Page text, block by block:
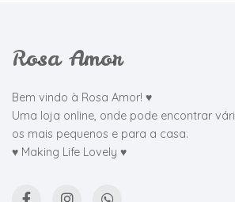
Rosa Amor
Bem vindo à Rosa Amor! ♥
Uma loja online, onde pode encontrar
os mais pequenos e para a casa.
♥ Making Life Lovely ♥